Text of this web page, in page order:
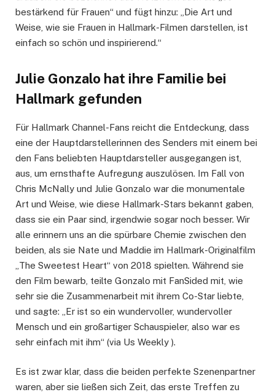
bestärkend für Frauen“ und fügt hinzu: „Die Art und
Weise, wie sie Frauen in Hallmark-Filmen darstellen, ist
einfach so schön und inspirierend.“
Julie Gonzalo hat ihre Familie bei
Hallmark gefunden
Für Hallmark Channel-Fans reicht die Entdeckung, dass
eine der Hauptdarstellerinnen des Senders mit einem bei
den Fans beliebten Hauptdarsteller ausgegangen ist,
aus, um ernsthafte Aufregung auszulösen. Im Fall von
Chris McNally und Julie Gonzalo war die monumentale
Art und Weise, wie diese Hallmark-Stars bekannt gaben,
dass sie ein Paar sind, irgendwie sogar noch besser. Wir
alle erinnern uns an die spürbare Chemie zwischen den
beiden, als sie Nate und Maddie im Hallmark-Originalfilm
„The Sweetest Heart“ von 2018 spielten. Während sie
den Film bewarb, teilte Gonzalo mit FanSided mit, wie
sehr sie die Zusammenarbeit mit ihrem Co-Star liebte,
und sagte: „Er ist so ein wundervoller, wundervoller
Mensch und ein großartiger Schauspieler, also war es
sehr einfach mit ihm“ (via Us Weekly ).
Es ist zwar klar, dass die beiden perfekte Szenenpartner
waren, aber sie ließen sich Zeit, das erste Treffen zu